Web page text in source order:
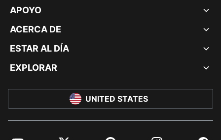
APOYO
ACERCA DE
ESTAR AL DÍA
EXPLORAR
UNITED STATES